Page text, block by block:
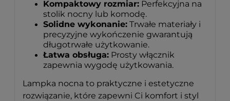
Kompaktowy rozmiar: Perfekcyjna na
stolik nocny lub komodę.
Solidne wykonanie: Trwałe materiały i
precyzyjne wykończenie gwarantują
długotrwałe użytkowanie.
Łatwa obsługa: Prosty włącznik
zapewnia wygodę użytkowania.
Lampka nocna to praktyczne i estetyczne
rozwiązanie, które zapewni Ci komfort i styl